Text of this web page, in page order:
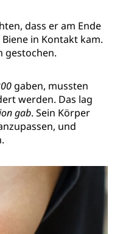
dass er am Ende
in Kontakt kam.
gestochen.
gaben, mussten
werden. Das lag
gab. Sein Körper
und